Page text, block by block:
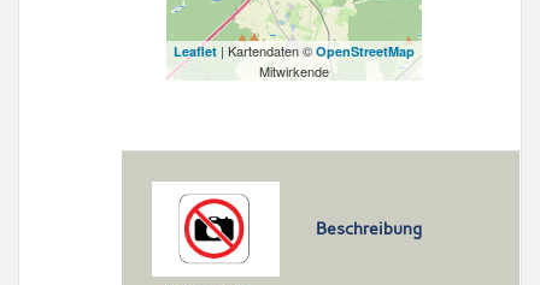
Leaflet | Kartendaten © OpenStreetMap
Mitwirkende
Beschreibung